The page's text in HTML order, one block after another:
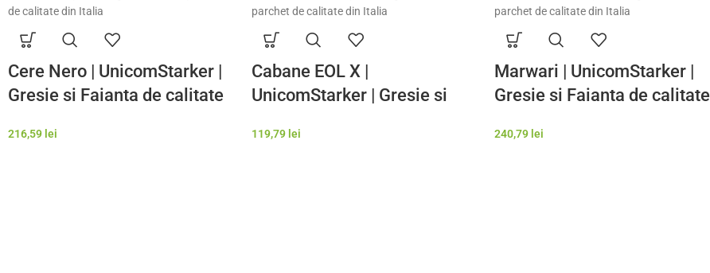
Cere Nero | UnicomStarker |
Gresie si Faianta de calitate
Gresie Rezistenta Exterior
216,59 lei
Cabane EOL X |
UnicomStarker | Gresie si
Italia | Model Gresie
119,79 lei
Marwari | UnicomStarker |
Gresie si Faianta de calitate
Gresie Rezistenta Exterior
240,79 lei